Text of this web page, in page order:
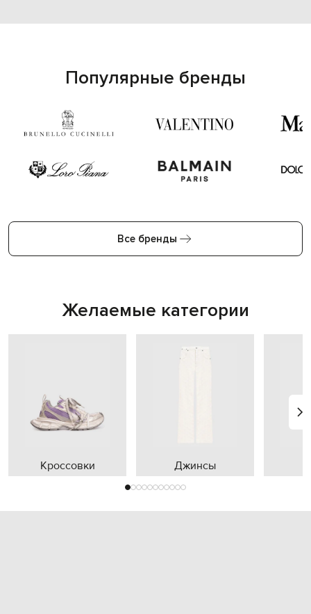
Популярные бренды
Все бренды
Желаемые категории
Кроссовки Джинсы